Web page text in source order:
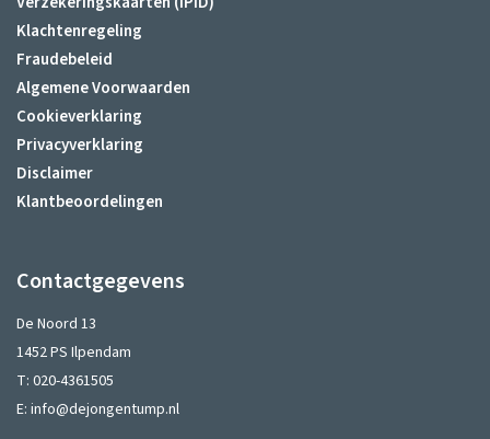
Klachtenregeling
Fraudebeleid
Algemene Voorwaarden
Cookieverklaring
Privacyverklaring
Disclaimer
Klantbeoordelingen
Contactgegevens
De Noord 13
1452 PS Ilpendam
T: 020-4361505
E: info@dejongentump.nl